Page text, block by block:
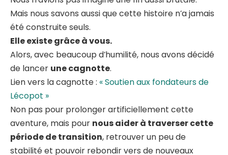
Mais nous savons aussi que cette histoire n’a jamais
été construite seuls.
Elle existe grâce à vous.
Alors, avec beaucoup d’humilité, nous avons décidé
de lancer une cagnotte.
Lien vers la cagnotte : « Soutien aux fondateurs de
Lécopot »
Non pas pour prolonger artificiellement cette
aventure, mais pour nous aider à traverser cette
période de transition, retrouver un peu de
stabilité et pouvoir rebondir vers de nouveaux